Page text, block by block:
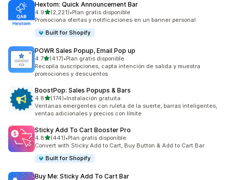
Hextom: Quick Announcement Bar
4.9de 5 estrellas
(2,221)
2221 reseñas en total
•Plan gratis disponible
Promociona ofertas y notificaciones en un banner personal
Built for Shopify
POWR Sales Popup, Email Pop up
4.7de 5 estrellas
(417)
417 reseñas en total
•Plan gratis disponible
Recopila suscripciones, capta intención de salida y muestra
promociones y descuentos
BoostPop: Sales Popups & Bars
4.8de 5 estrellas
(174)
174 reseñas en total
•Instalación gratuita
Ventanas emergentes con ruleta de la suerte, barras inteligentes,
ventas adicionales y precios con límite
Sticky Add To Cart Booster Pro
4.8de 5 estrellas
(441)
441 reseñas en total
•Plan gratis disponible
Convert with Sticky Add to Cart, Buy Button & Add to Cart Bar
Built for Shopify
Buy Me: Sticky Add To Cart Bar